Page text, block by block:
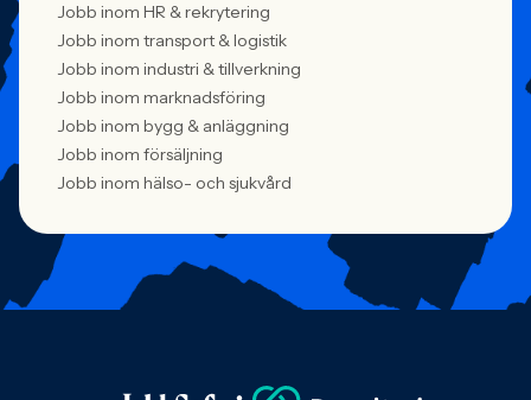
Jobb inom HR & rekrytering
Jobb inom transport & logistik
Jobb inom industri & tillverkning
Jobb inom marknadsföring
Jobb inom bygg & anläggning
Jobb inom försäljning
Jobb inom hälso- och sjukvård